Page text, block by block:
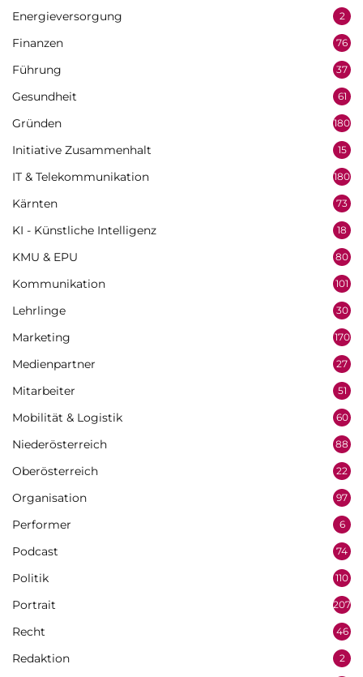
Energieversorgung 2
Finanzen 76
Führung 37
Gesundheit 61
Gründen 180
Initiative Zusammenhalt 15
IT & Telekommunikation 180
Kärnten 73
KI - Künstliche Intelligenz 18
KMU & EPU 80
Kommunikation 101
Lehrlinge 30
Marketing 170
Medienpartner 27
Mitarbeiter 51
Mobilität & Logistik 60
Niederösterreich 88
Oberösterreich 22
Organisation 97
Performer 6
Podcast 74
Politik 110
Portrait 207
Recht 46
Redaktion 2